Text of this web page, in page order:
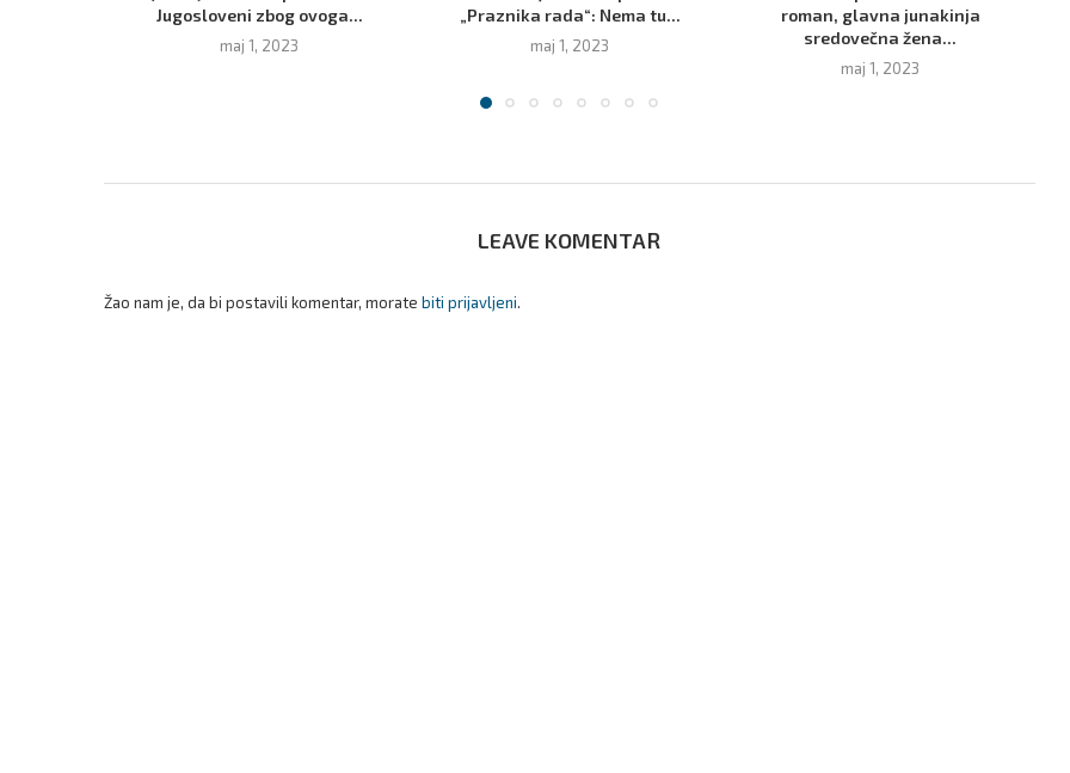
Jugosloveni zbog ovoga...
maj 1, 2023
„Praznika rada“: Nema tu...
maj 1, 2023
roman, glavna junakinja
sredovečna žena...
maj 1, 2023
LEAVE KOMENTAR
Žao nam je, da bi postavili komentar, morate biti prijavljeni.